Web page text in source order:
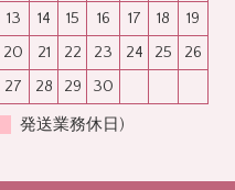
13
14 15 16 17 18
19
20
21 22 23 24 25
26
27
28 29 30
発送業務休日)